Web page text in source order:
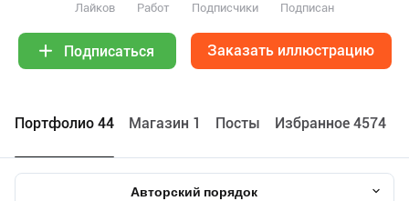
Лайков Работ Подписчики Подписан
Подписаться Заказать иллюстрацию
Портфолио 44 Maгазин 1 Посты Избранное 4574
Авторский порядок